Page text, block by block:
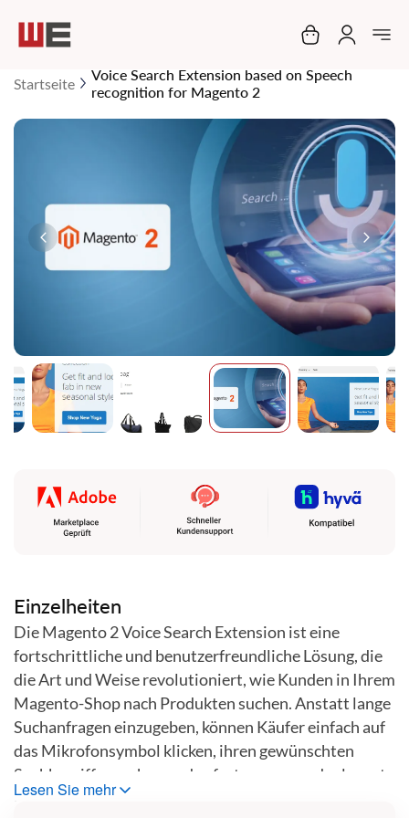
Mein
Startseite
Voice Search Extension based on Speech
recognition for Magento 2
Zum
Bildgalerie
Einzelheiten
Die Magento 2 Voice Search Extension ist eine
fortschrittliche und benutzerfreundliche Lösung, die
die Art und Weise revolutioniert, wie Kunden in Ihrem
Magento-Shop nach Produkten suchen. Anstatt lange
Suchanfragen einzugeben, können Käufer einfach auf
das Mikrofonsymbol klicken, ihren gewünschten
Suchbegriff sprechen und sofort genaue und relevante
Produktergebnisse anzeigen lassen. Diese
Lesen Sie mehr